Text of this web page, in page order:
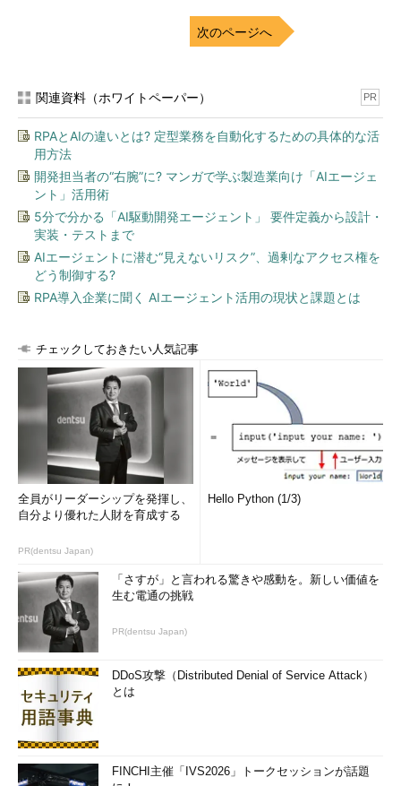
インテル 常務執行
役員 平野浩介氏
員、平野浩介氏は「IoTビジネスとそのキャリア
パス」というタイトルで、IoTが生み出す可能性
によれば、IoT関連のキャリアには「ビジネス志
るという。
「IoTは夢のある技術だが、ビジネスとして成立するかは別問
題。持続的なビジネスモデルの考案やコンサルティングなどに
は、ビジネス志向のプロフェッショナルが必要だ」（平野氏）。
同氏によれば、IoT関連では「技術的な実現性」を検証する
PoC（Proof of Concept）はよく行われているが、「ビジネスと
しての持続性や投資対効果」を確かめるPoCは不十分であること
が多く、ここに専門人材が入り込む余地があるという。
「YouBike」を例に挙げながら、「数百万人の会員を抱え、日に
数十万件ものトランザクションが発生するようなサービスを運営
するには、1社では追い付かない」とし、パートナー企業とのア
ライアンスを構築するスキルの重要性についても述べた。
一方、技術面では、コネクテッドデバイスが引き起こす「デー
タ量の爆発」への対応に活躍の機会があるとした。平野氏によれ
ば、2040年には44ゼタバイト（約470億テラバイト）にも達す
るといわれる膨大なデータに関連して、さまざまなキャリアが考
「データセンターにおけるビッグデータ処理に加え、いわゆる
エッジコンピューティングとよばれる端末側でのデータ処理技術
に携わる道、あるいは、標準化やバンド幅の拡張に貢献するな
ど、通信技術に関わる道もある」（平野氏）。また、こうしたデ
次のページへ
関連資料（ホワイトペーパー） PR
RPAとAIの違いとは? 定型業務を自動化するための具体的な活
用方法
開発担当者の“右腕”に? マンガで学ぶ製造業向け「AIエージェ
ント」活用術
5分で分かる「AI駆動開発エージェント」 要件定義から設計・
実装・テストまで
AIエージェントに潜む“見えないリスク”、過剰なアクセス権を
どう制御する?
RPA導入企業に聞く AIエージェント活用の現状と課題とは
チェックしておきたい人気記事
全員がリーダーシップを発揮し、
自分より優れた人財を育成する
PR(dentsu Japan)
Hello Python (1/3)
「さすが」と言われる驚きや感動を。新しい価値を
生む電通の挑戦
PR(dentsu Japan)
DDoS攻撃（Distributed Denial of Service Attack）
とは
FINCHI主催「IVS2026」トークセッションが話題